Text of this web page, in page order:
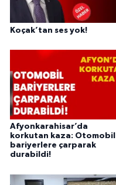
Koçak’tan ses yok!
Afyonkarahisar’da
korkutan kaza: Otomobil
bariyerlere çarparak
durabildi!